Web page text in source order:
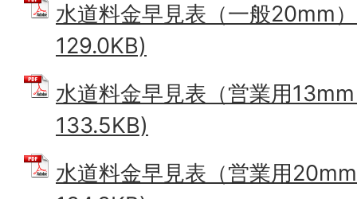
水道料金早見表（一般20mm
129.0KB)
水道料金早見表（営業用
133.5KB)
水道料金早見表（営業用